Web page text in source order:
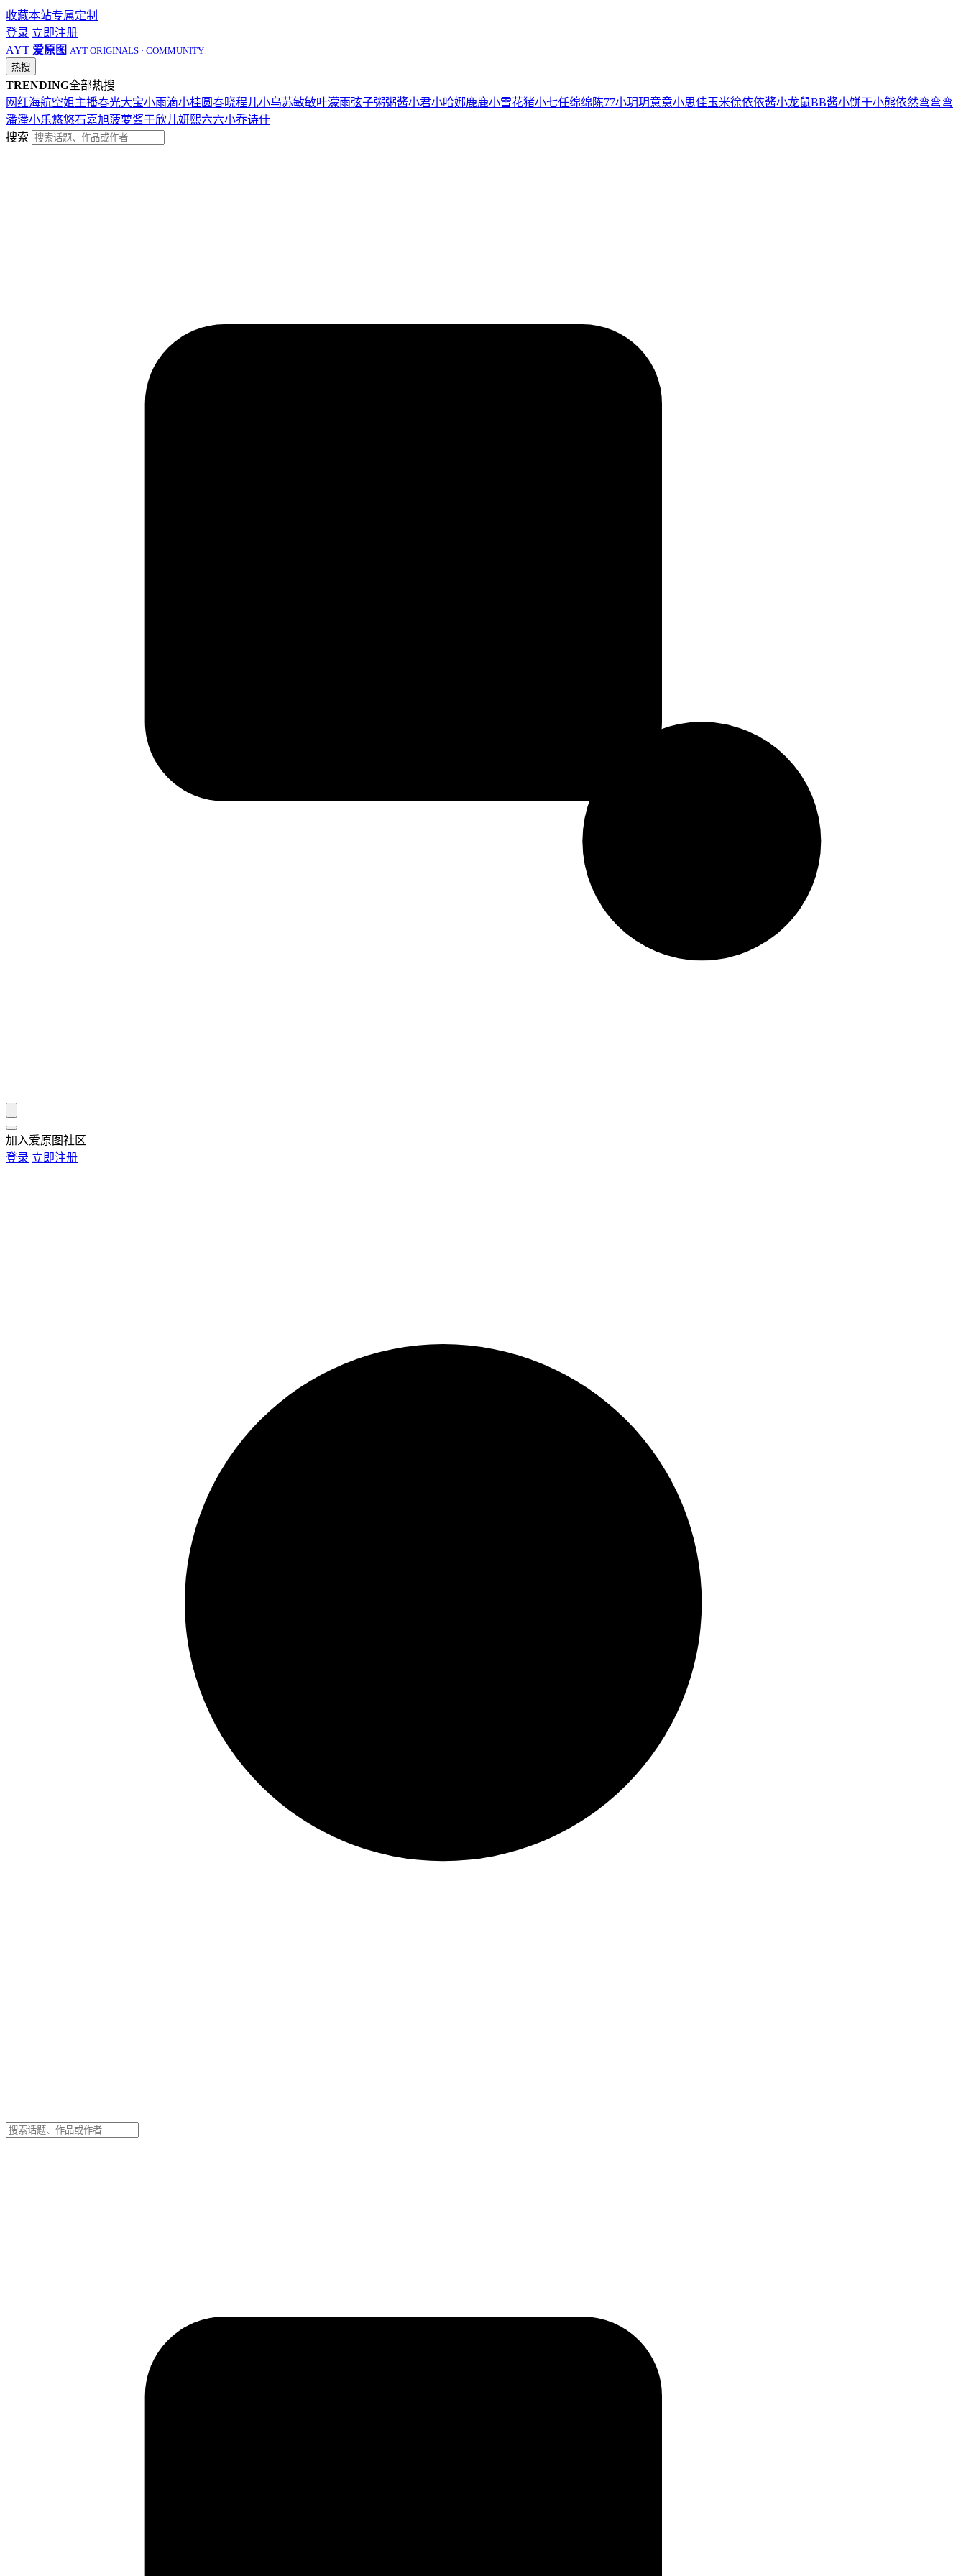
收藏本站专属定制
登录 立即注册
AYT 爱原图 AYT ORIGINALS · COMMUNITY
热搜
TRENDING全部热搜
网红海航空姐 主播春光大宝小雨滴小桂圆春晓程儿小乌苏敏敏叶濛雨弦子粥粥酱小君小哈娜鹿鹿小雪花猪小七任绵绵 陈77小玥玥意意小思佳玉米徐依依酱小龙鼠BB酱小饼干小熊依然弯弯弯
潘潘小乐悠悠石嘉旭菠萝酱于欣儿妍熙六六小乔诗佳
搜索
加入爱原图社区
登录 立即注册